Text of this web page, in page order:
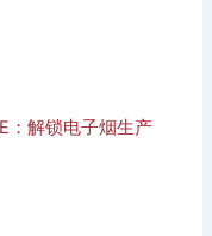
：解锁电子烟生产